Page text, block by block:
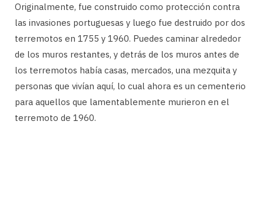
Originalmente, fue construido como protección contra
las invasiones portuguesas y luego fue destruido por dos
terremotos en 1755 y 1960. Puedes caminar alrededor
de los muros restantes, y detrás de los muros antes de
los terremotos había casas, mercados, una mezquita y
personas que vivían aquí, lo cual ahora es un cementerio
para aquellos que lamentablemente murieron en el
terremoto de 1960.